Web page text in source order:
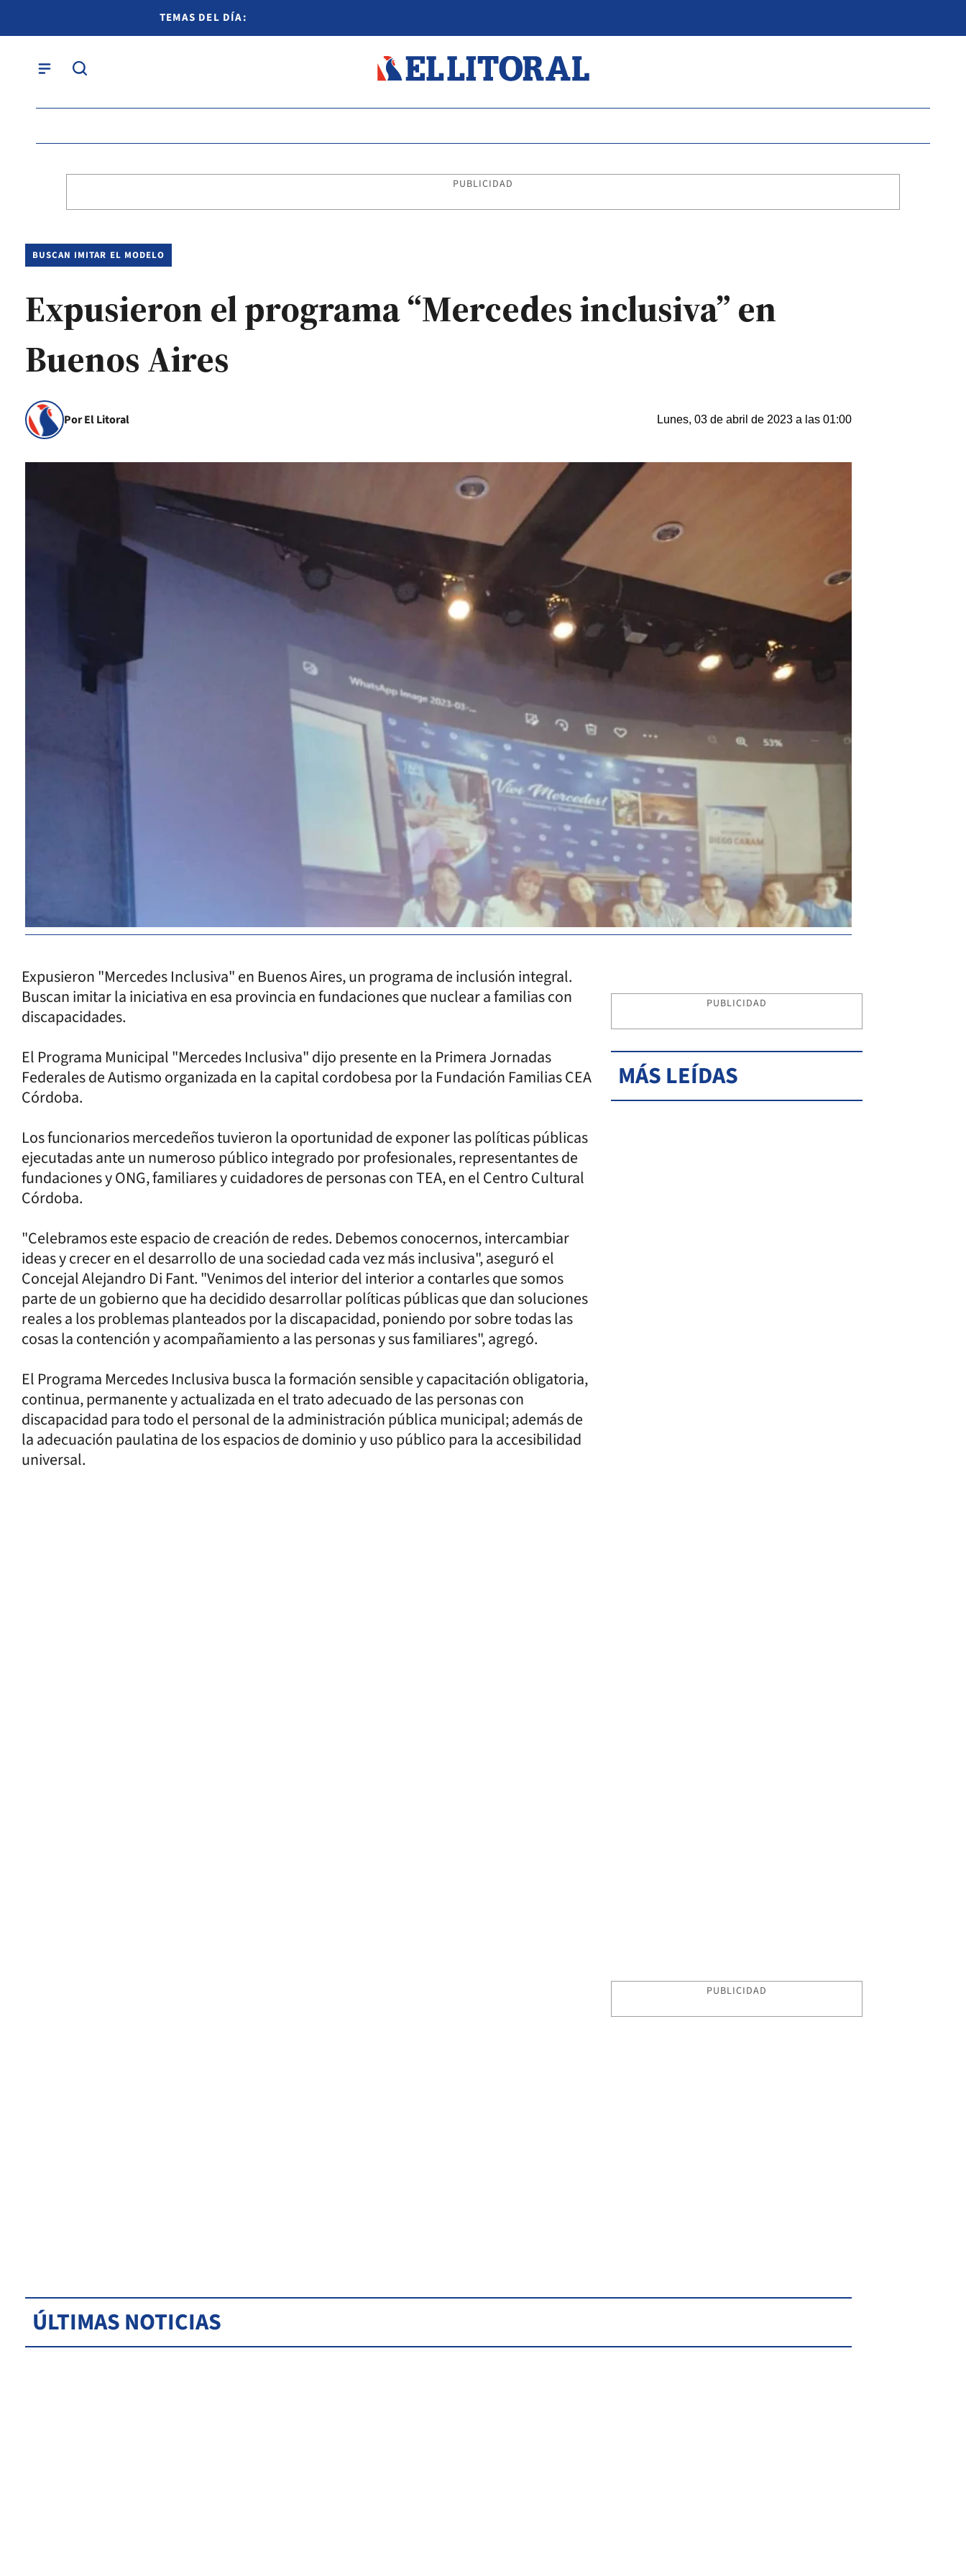
TEMAS DEL DÍA:
PUBLICIDAD
BUSCAN IMITAR EL MODELO
Expusieron el programa “Mercedes inclusiva” en
Buenos Aires
Por El Litoral Lunes, 03 de abril de 2023 a las 01:00
Expusieron "Mercedes Inclusiva" en Buenos Aires, un programa de inclusión integral.
Buscan imitar la iniciativa en esa provincia en fundaciones que nuclear a familias con
discapacidades.
El Programa Municipal "Mercedes Inclusiva" dijo presente en la Primera Jornadas
Federales de Autismo organizada en la capital cordobesa por la Fundación Familias CEA
Córdoba.
Los funcionarios mercedeños tuvieron la oportunidad de exponer las políticas públicas
ejecutadas ante un numeroso público integrado por profesionales, representantes de
fundaciones y ONG, familiares y cuidadores de personas con TEA, en el Centro Cultural
Córdoba.
"Celebramos este espacio de creación de redes. Debemos conocernos, intercambiar
ideas y crecer en el desarrollo de una sociedad cada vez más inclusiva", aseguró el
Concejal Alejandro Di Fant. "Venimos del interior del interior a contarles que somos
parte de un gobierno que ha decidido desarrollar políticas públicas que dan soluciones
reales a los problemas planteados por la discapacidad, poniendo por sobre todas las
cosas la contención y acompañamiento a las personas y sus familiares", agregó.
El Programa Mercedes Inclusiva busca la formación sensible y capacitación obligatoria,
continua, permanente y actualizada en el trato adecuado de las personas con
discapacidad para todo el personal de la administración pública municipal; además de
la adecuación paulatina de los espacios de dominio y uso público para la accesibilidad
universal.
PUBLICIDAD
MÁS LEÍDAS
PUBLICIDAD
ÚLTIMAS NOTICIAS